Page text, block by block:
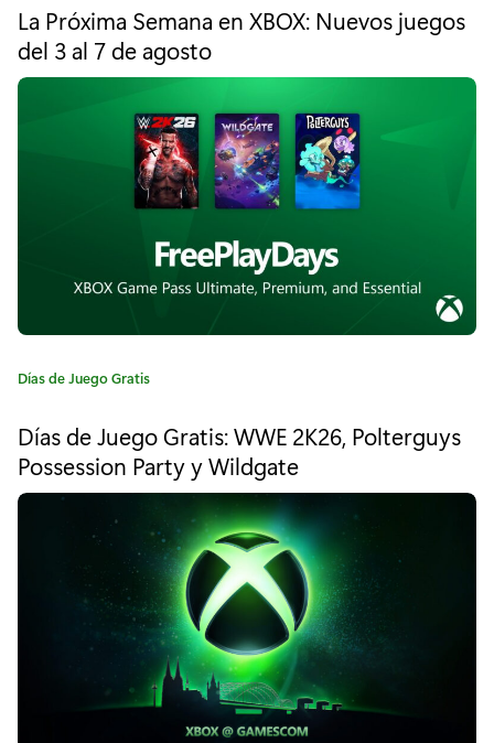
e
s
p
e
c
i
a
l
a
r
a
X
b
o
x
:
e
g
o
La Próxima Semana en XBOX: Nuevos juegos
del 3 al 7 de agosto
C
e
g
o
Días de Juego Gratis
Días de Juego Gratis: WWE 2K26, Polterguys
Possession Party y Wildgate